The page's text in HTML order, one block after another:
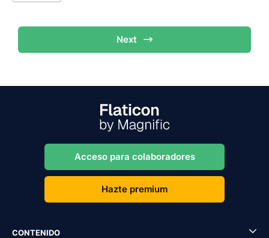
Next
Acceso para colaboradores
Hazte premium
CONTENIDO